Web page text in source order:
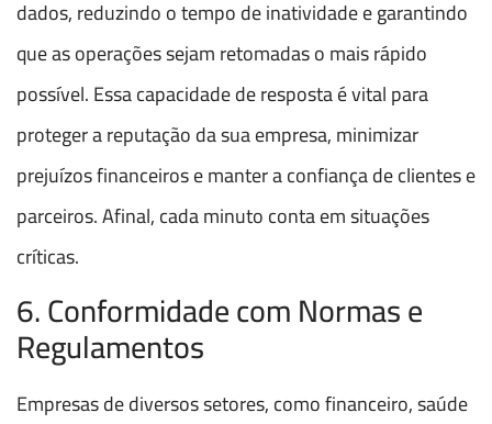
dados, reduzindo o tempo de inatividade e garantindo
que as operações sejam retomadas o mais rápido
possível. Essa capacidade de resposta é vital para
proteger a reputação da sua empresa, minimizar
prejuízos financeiros e manter a confiança de clientes e
parceiros. Afinal, cada minuto conta em situações
críticas.
6. Conformidade com Normas e
Regulamentos
Empresas de diversos setores, como financeiro, saúde